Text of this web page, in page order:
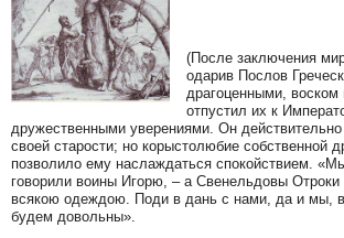
(После заключения
одарив Послов
драгоценными, воском
отпустил их к
дружественными уверениями. Он
своей старости; но корыстолюбие собственной
позволило ему наслаждаться спокойствием.
говорили воины Игорю, – а Свенельдовы
всякою одеждою. Поди в дань с нами, да и мы,
будем довольны».